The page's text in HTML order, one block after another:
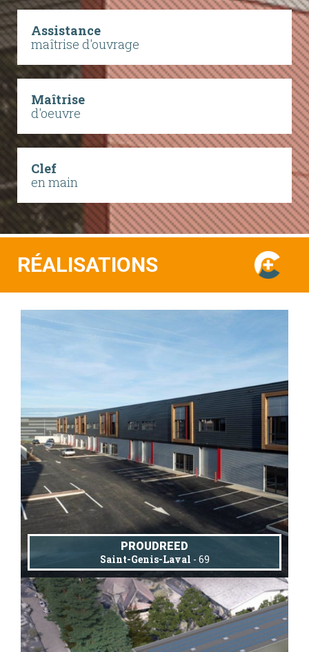
Assistance
maîtrise d'ouvrage
Maîtrise
d'oeuvre
Clef
en main
RÉALISATIONS
PROUDREED
Saint-Genis-Laval - 69